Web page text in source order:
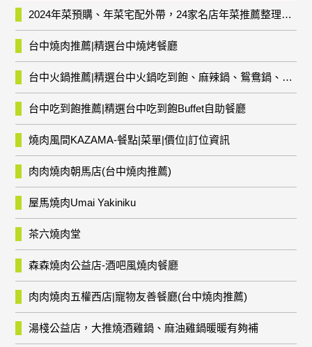
2024年菜預購、年菜宅配外帶，24家名店年菜推薦整理，圍爐輕鬆上菜團圓趣
台中燒肉推薦|精選台中燒烤餐廳
台中火鍋推薦|精選台中火鍋吃到飽、麻辣鍋、鴛鴦鍋、石頭火鍋、酸菜白肉鍋、海鮮鍋、燒酒雞、麻油雞、壽喜燒等熱門人氣火鍋店!
台中吃到飽推薦|精選台中吃到飽Buffet自助餐廳
燒肉風間KAZAMA-餐點|菜單|價位|訂位資訊
肉肉燒肉朝馬店(台中燒肉推薦)
屋馬燒肉Umai Yakiniku
茶六燒肉堂
森森燒肉公益店-酒吧風燒肉餐廳
肉肉燒肉五權西店|寵物友善餐廳(台中燒肉推薦)
湯棧公益店，大推燒酒雞鍋、麻油雞鍋暖暖有夠補